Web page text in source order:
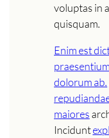
voluptas in
quisquam.
Enim est
dolorum ab.
maiores
Incidunt